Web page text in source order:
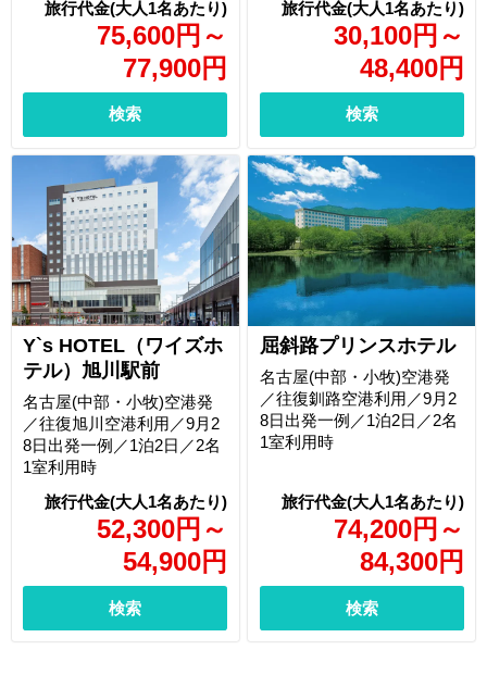
75,600円 ～
77,900円
検索
30,100円 ～
48,400円
検索
Y`s HOTEL（ワイズホ
テル）旭川駅前
52,300円 ～
54,900円
名古屋(中部・小牧)空港発
／往復旭川空港利用／9月2
8日出発一例／1泊2日／2名
1室利用時
検索
屈斜路プリンスホテル
74,200円 ～
84,300円
名古屋(中部・小牧)空港発
／往復釧路空港利用／9月2
8日出発一例／1泊2日／2名
1室利用時
検索